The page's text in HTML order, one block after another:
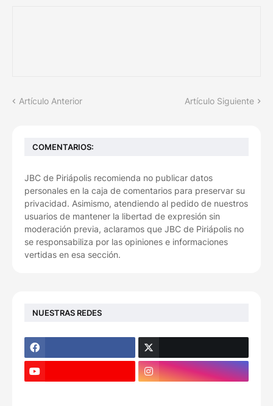
Artículo Anterior Artículo Siguiente
COMENTARIOS:
JBC de Piriápolis recomienda no publicar datos
personales en la caja de comentarios para preservar su
privacidad. Asimismo, atendiendo al pedido de nuestros
usuarios de mantener la libertad de expresión sin
moderación previa, aclaramos que JBC de Piriápolis no
se responsabiliza por las opiniones e informaciones
vertidas en esa sección.
NUESTRAS REDES